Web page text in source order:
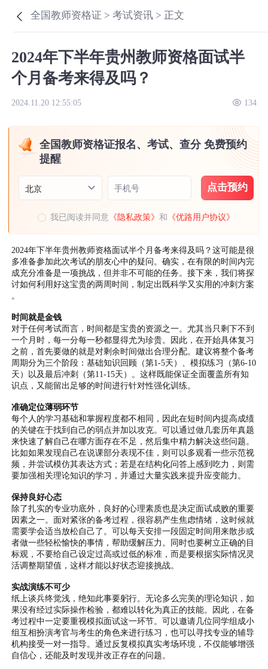
全国教师资格证 >考试资讯 > 正文
2024年下半年贵州教师资格面试半
个月备考来得及吗？
2024.11.20 12:55:05 134
全国教师资格证报名、考试、查分 免费预约
提醒
北京 手机号 点击预约
我已阅读并同意 《隐私政策》和 《优路用户协议》
2024年下半年贵州教师资格面试半个月备考来得及吗？这可能是很
多准备参加此次考试的朋友心中的疑问。确实，在有限的时间内完
成充分准备是一项挑战，但并非不可能的任务。接下来，我们将探
讨如何利用好这宝贵的两周时间，制定出既科学又实用的冲刺方案
。
时间就是金钱
对于任何考试而言，时间都是宝贵的资源之一。尤其当只剩下不到
一个月时，每一分每一秒都显得尤为珍贵。因此，在开始具体复习
之前，首先要做的就是对剩余时间做出合理分配。建议将整个备考
周期分为三个阶段：基础知识回顾（第1-5天）、模拟练习（第6-10
天）以及最后冲刺（第11-15天）。这样既能保证全面覆盖所有知
识点，又能留出足够的时间进行针对性强化训练。
准确定位薄弱环节
每个人的学习基础和掌握程度都不相同，因此在短时间内提高成绩
的关键在于找到自己的弱点并加以攻克。可以通过做几套历年真题
来快速了解自己在哪方面存在不足，然后集中精力解决这些问题。
比如如果发现自己在说课部分表现不佳，则可以多观看一些示范视
频，并尝试模仿其表达方式；若是在结构化问答上感到吃力，则需
要加强相关理论知识的学习，并通过大量实践来提升应变能力。
保持良好心态
除了扎实的专业功底外，良好的心理素质也是决定面试成败的重要
因素之一。面对紧张的备考过程，很容易产生焦虑情绪，这时候就
需要学会适当放松自己了。可以每天安排一段固定时间用来散步或
者做一些轻松愉快的事情，帮助缓解压力。同时也要树立正确的目
标观，不要给自己设定过高或过低的标准，而是要根据实际情况灵
活调整期望值，这样才能以好状态迎接挑战。
实战演练不可少
纸上谈兵终觉浅，绝知此事要躬行。无论多么完美的理论知识，如
果没有经过实际操作检验，都难以转化为真正的技能。因此，在备
考过程中一定要重视模拟面试这一环节。可以邀请几位同学组成小
组互相扮演考官与考生的角色来进行练习，也可以寻找专业的辅导
机构接受一对一指导。通过反复模拟真实考场环境，不仅能够增强
自信心，还能及时发现并改正存在的问题。